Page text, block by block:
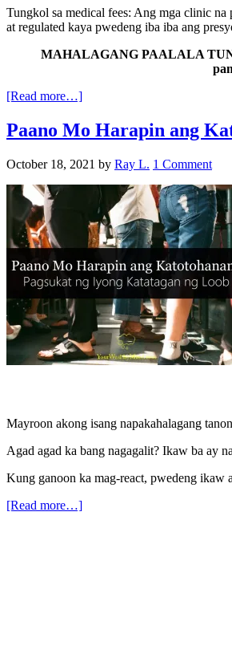
Tungkol sa medical fees: Ang mga clinic
at regulated kaya pwedeng iba iba ang
MAHALAGANG PAALALA
[Read more…]
Paano Mo Harapin ang
October 18, 2021 by Ray L. 1 Comment
Mayroon akong isang napakahalagang
Agad agad ka bang nagagalit? Ikaw ba ay
Kung ganoon ka mag-react, pwedeng ikaw
[Read more…]